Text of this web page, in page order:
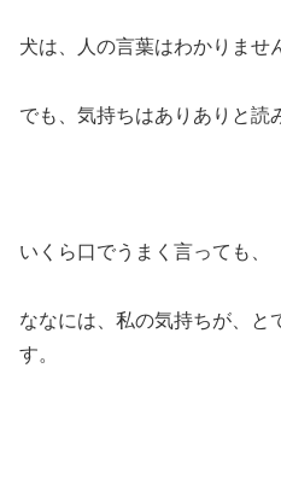
犬は、人の言葉はわかりませ
でも、気持ちはありありと読
いくら口でうまく言っても、
ななには、私の気持ちが、と
す。